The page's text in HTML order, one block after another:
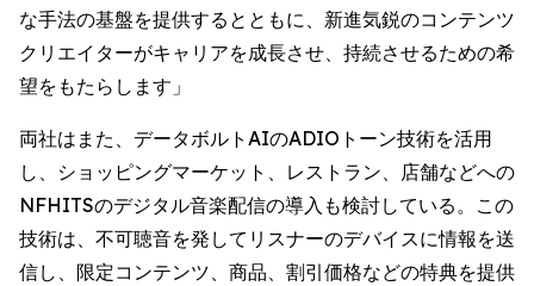
な手法の基盤を提供するとともに、新進気鋭のコンテンツ
クリエイターがキャリアを成長させ、持続させるための希
望をもたらします」
両社はまた、データボルトAIのADIOトーン技術を活用
し、ショッピングマーケット、レストラン、店舗などへの
NFHITSのデジタル音楽配信の導入も検討している。この
技術は、不可聴音を発してリスナーのデバイスに情報を送
信し、限定コンテンツ、商品、割引価格などの特典を提供